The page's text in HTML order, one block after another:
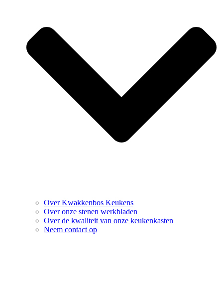
Over Kwakkenbos Keukens
Over onze stenen werkbladen
Over de kwaliteit van onze keukenkasten
Neem contact op